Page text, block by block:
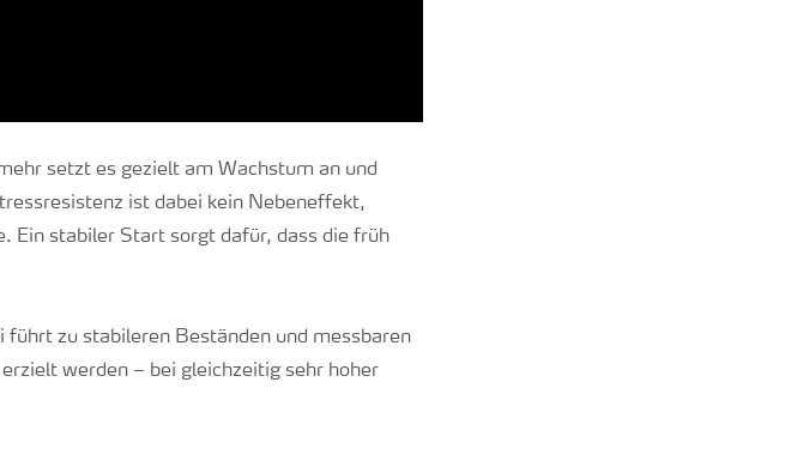
setzt es gezielt am Wachstum an und
ist dabei kein Nebeneffekt,
Ein stabiler Start sorgt dafür, dass die früh
führt zu stabileren Beständen und messbaren
werden – bei gleichzeitig sehr hoher